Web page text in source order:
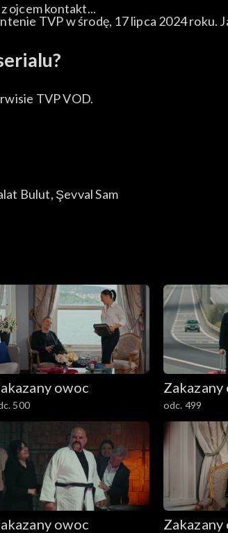
ojcem kontakt...
TVP w środę, 17 lipca 2024 roku.
TVP VOD.
Bulut, Şevval Sam
owoc
500
Zakazany
odc. 499
owoc Zakazany